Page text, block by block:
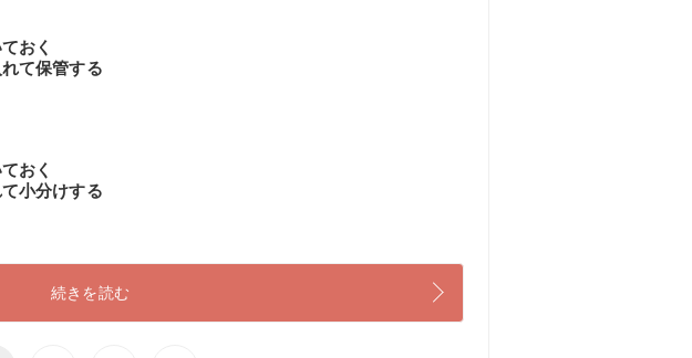
おく
て保管する
おく
小分けする
続きを読む